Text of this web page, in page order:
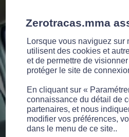
Zerotracas.mma
Lorsque vous naviguez sur
utilisent des cookies et
et de permettre de
protéger le site de
En cliquant sur «
connaissance du détail de
partenaires, et nous
modifier vos préférences,
dans le menu de ce site..